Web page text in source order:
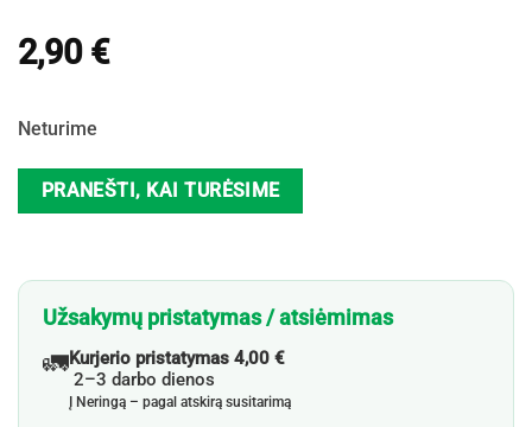
2,90 €
Neturime
PRANEŠTI, KAI TURĖSIME
Užsakymų pristatymas / atsiėmimas
🚛Kurjerio pristatymas 4,00 €
2–3 darbo dienos
Į Neringą – pagal atskirą susitarimą